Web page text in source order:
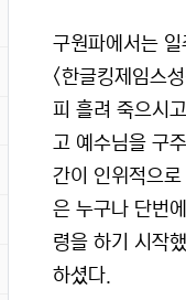
구원파에서는
<한글킹제임스
피 흘려 죽으시
고 예수님을 구
간이 인위적으
은 누구나 단번
령을 하기 시작
하셨다.